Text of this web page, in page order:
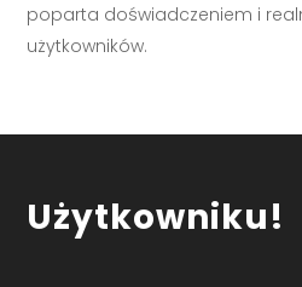
poparta doświadczeniem i
użytkowników.
Użytkowniku!